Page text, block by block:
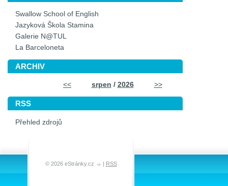
Swallow School of English
Jazyková Škola Stamina
Galerie N@TUL
La Barceloneta
ARCHIV
<< srpen / 2026 >>
RSS
Přehled zdrojů
© 2026 eStránky.cz | RSS